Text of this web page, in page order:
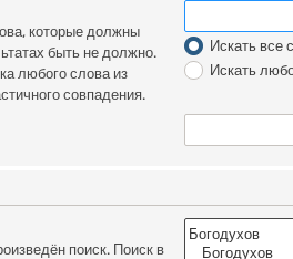
которые должны
быть не должно.
любого слова из
совпадения.
Искать все
Искать
поиск. Поиск в